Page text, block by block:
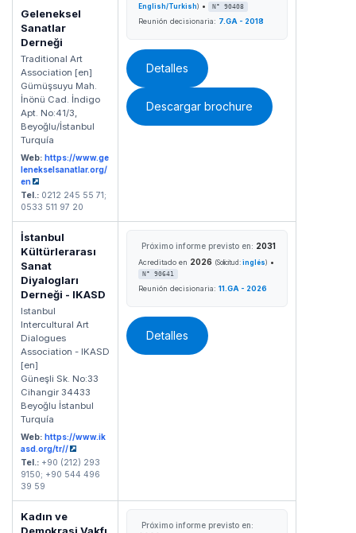
Geleneksel
Sanatlar
Derneği
Traditional Art
Association [en]
Gümüşsuyu Mah.
İnönü Cad. İndigo
Apt. No:41/3,
Beyoğlu/İstanbul
Turquía
Web: https://www.ge
lenekselsanatlar.org/
en
Tel.: 0212 245 55 71;
0533 511 97 20
English/Turkish) • N° 90408
Reunión decisionaria: 7.GA - 2018
Detalles
Descargar brochure
İstanbul
Kültürlerarası
Sanat
Diyalogları
Derneği - IKASD
Istanbul
Intercultural Art
Dialogues
Association - IKASD
[en]
Güneşli Sk. No:33
Cihangir 34433
Beyoğlu İstanbul
Turquía
Web: https://www.ik
asd.org/tr//
Tel.: +90 (212) 293
9150; +90 544 496
39 59
Próximo informe previsto en: 2031
Acreditado en 2026 (Solicitud: inglés) •
N° 90641
Reunión decisionaria: 11.GA - 2026
Detalles
Kadın ve
Próximo informe previsto en: